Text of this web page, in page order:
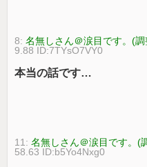
8:名無しさん＠涙目です。(
9.88 ID:7TYsO7VY0
本当の話です…
11:名無しさん＠涙目です。(
58.63 ID:b5Yo4Nxg0